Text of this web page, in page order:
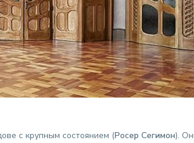
с крупным состоянием (Росер Сегимон).